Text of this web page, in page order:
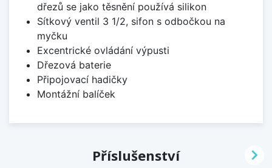
dřezů se jako těsnění používá silikon
Sítkový ventil 3 1/2, sifon s odbočkou na
myčku
Excentrické ovládání výpusti
Dřezová baterie
Připojovací hadičky
Montážní balíček
Příslušenství 